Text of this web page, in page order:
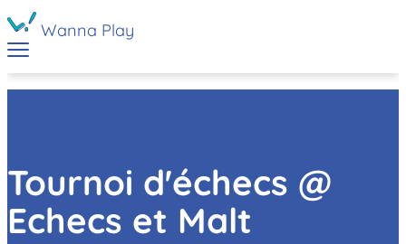
Wanna Play
Tournoi d'échecs @
Echecs et Malt